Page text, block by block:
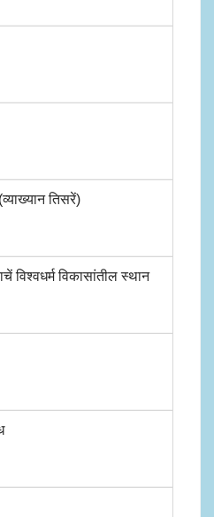
तिसरें)
विश्वधर्म विकासांतील स्थान